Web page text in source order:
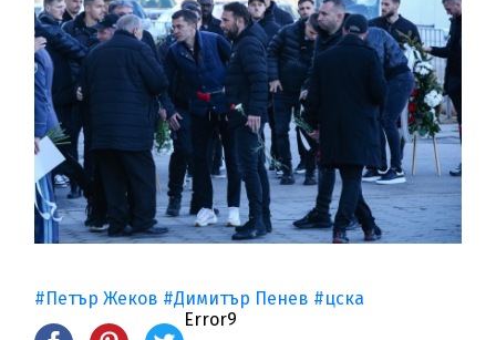
#Петър Жеков #Димитър Пенев #цска
Error9